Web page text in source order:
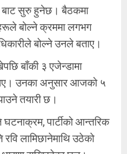
सुरु हुनेछ। बैठकमा
बोल्ने क्रममा लगभग
बोल्ने उनले बताए।
बाँकी ३ एजेन्डामा
उनका अनुसार आजको ५
तयारी छ।
पार्टीको आन्तरिक
रवि लामिछानेमाथि उठेको